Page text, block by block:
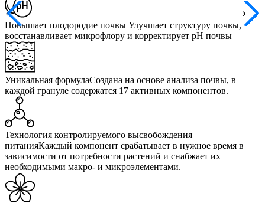
Повышает плодородие почвы Улучшает структуру почвы,
восстанавливает микрофлору и корректирует pH почвы
Уникальная формулаСоздана на основе анализа почвы, в
каждой грануле содержатся 17 активных компонентов.
Технология контролируемого высвобождения
питанияКаждый компонент срабатывает в нужное время в
зависимости от потребности растений и снабжает их
необходимыми макро- и микроэлементами.